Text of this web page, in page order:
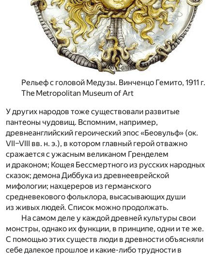
Рельеф с головой Медузы. Винченцо Гемито, 1911 г.
The Metropolitan Museum of Art
У других народов тоже существовали развитые
пантеоны чудовищ. Вспомним, например,
древнеанглийский героический эпос «Беовульф» (ок.
VII–VIII вв. н. э.), в котором главный герой отважно
сражается с ужасным великаном Гренделем
и драконом; Кощея Бессмертного из русских народных
сказок; демона Диббука из древнееврейской
мифологии; нахцереров из германского
средневекового фольклора, высасывающих души
из живых людей. Список можно продолжать.
На самом деле у каждой древней культуры свои
монстры, однако их функции, в принципе, одни и те же.
С помощью этих существ люди в древности объясняли
себе далекое прошлое и какие-либо трудности в